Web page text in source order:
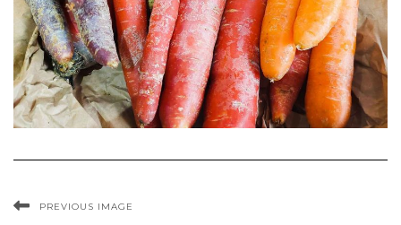
PREVIOUS IMAGE